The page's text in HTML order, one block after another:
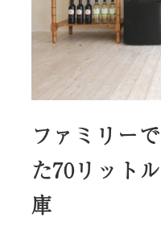
ファミリー
た70リット
庫